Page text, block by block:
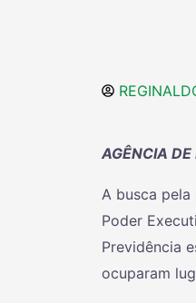
AGÊNCIA
A busca
Poder
Previdência
ocuparam